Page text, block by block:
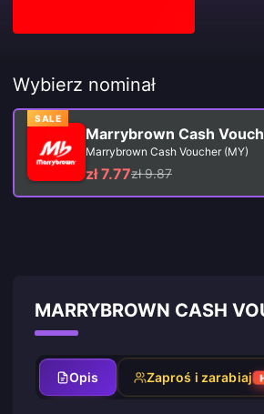
Wybierz nominał
SALE
Marrybrown Cash
Marrybrown Cash Voucher (MY)
zł 7.77zł 9.87
MARRYBROWN CASH
Opis Zaproś i zarabiaj